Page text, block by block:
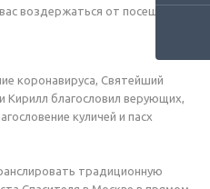
воздержаться от посещения
коронавируса, Святейший
Кирилл благословил верующих,
куличей и пасх
традиционную